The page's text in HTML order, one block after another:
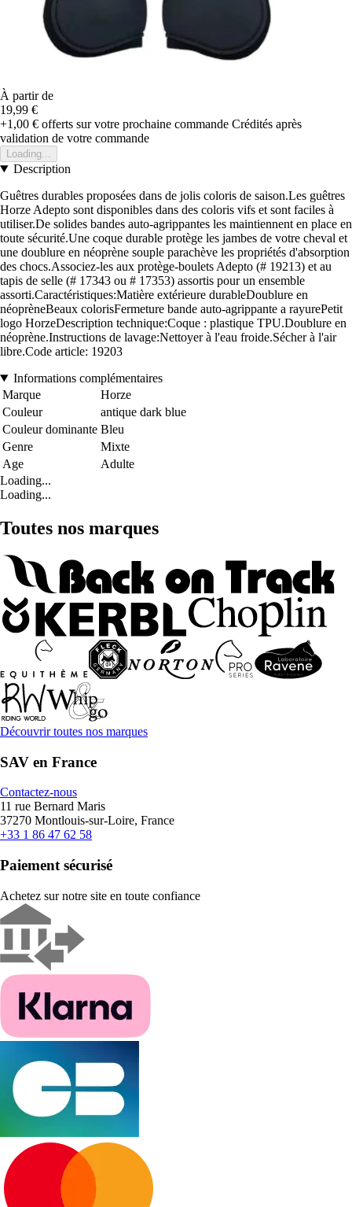
À partir de
19,99 €
+1,00 € offerts sur votre prochaine commande Crédités après
validation de votre commande
Loading...
Description
Guêtres durables proposées dans de jolis coloris de saison.Les guêtres
Horze Adepto sont disponibles dans des coloris vifs et sont faciles à
utiliser.De solides bandes auto-agrippantes les maintiennent en place en
toute sécurité.Une coque durable protège les jambes de votre cheval et
une doublure en néoprène souple parachève les propriétés d'absorption
des chocs.Associez-les aux protège-boulets Adepto (# 19213) et au
tapis de selle (# 17343 ou # 17353) assortis pour un ensemble
assorti.Caractéristiques:Matière extérieure durableDoublure en
néoprèneBeaux colorisFermeture bande auto-agrippante a rayurePetit
logo HorzeDescription technique:Coque : plastique TPU.Doublure en
néoprène.Instructions de lavage:Nettoyer à l'eau froide.Sécher à l'air
libre.Code article: 19203
Informations complémentaires
Marque
Horze
Couleur
antique dark blue
Couleur dominante Bleu
Genre
Mixte
Age
Adulte
Loading...
Loading...
Toutes nos marques
Découvrir toutes nos marques
SAV en France
Contactez-nous
11 rue Bernard Maris
37270 Montlouis-sur-Loire, France
+33 1 86 47 62 58
Paiement sécurisé
Achetez sur notre site en toute confiance